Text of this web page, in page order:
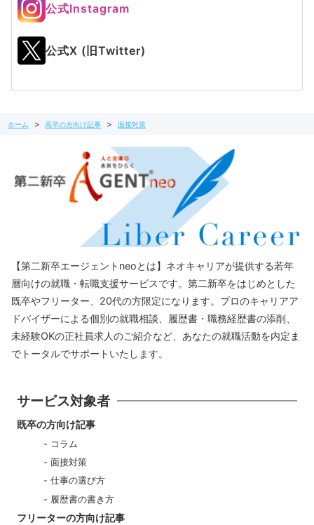
公式Instagram
公式X (旧Twitter)
ホーム 高卒の方向け記事 面接対策
【第二新卒エージェントneoとは】ネオキャリアが提供する若年
層向けの就職・転職支援サービスです。第二新卒をはじめとした
既卒やフリーター、20代の方限定になります。プロのキャリアア
ドバイザーによる個別の就職相談、履歴書・職務経歴書の添削、
未経験OKの正社員求人のご紹介など、あなたの就職活動を内定ま
でトータルでサポートいたします。
サービス対象者
既卒の方向け記事
コラム
面接対策
仕事の選び方
履歴書の書き方
フリーターの方向け記事